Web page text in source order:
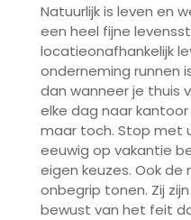
Natuurlijk is leven en
een heel fijne
locatieonafhankelijk
onderneming runnen
dan wanneer je thuis
elke dag naar
maar toch. Stop met
eeuwig op vakantie
eigen keuzes. Ook de
onbegrip tonen. Zij
bewust van het feit